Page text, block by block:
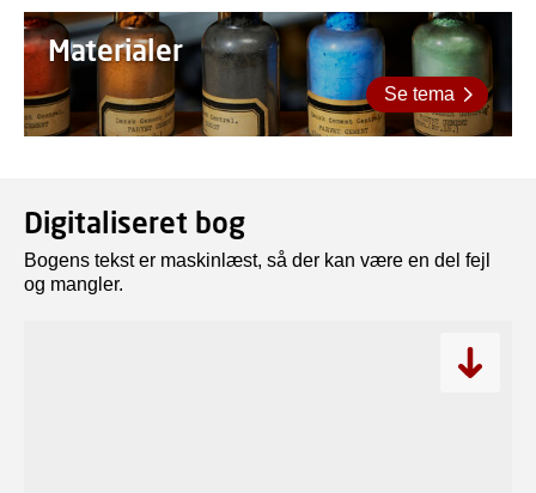
Materialer
Se tema
Digitaliseret bog
Bogens tekst er maskinlæst, så der kan være en del fejl
og mangler.